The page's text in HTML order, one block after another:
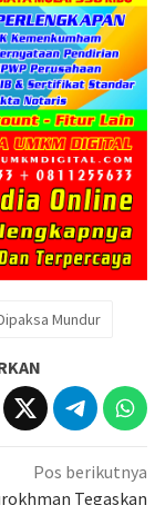
Mundur
Pos berikutnya
Tegaskan